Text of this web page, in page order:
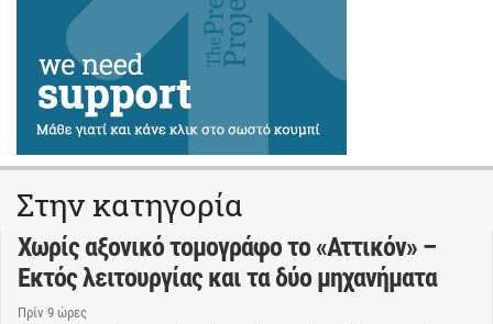
Στην κατηγορία
Χωρίς αξονικό τομογράφο το «Αττικόν» –
Εκτός λειτουργίας και τα δύο μηχανήματα
Πρίν 9 ώρες